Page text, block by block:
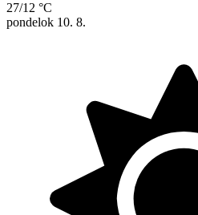
27/12 °C
pondelok 10. 8.